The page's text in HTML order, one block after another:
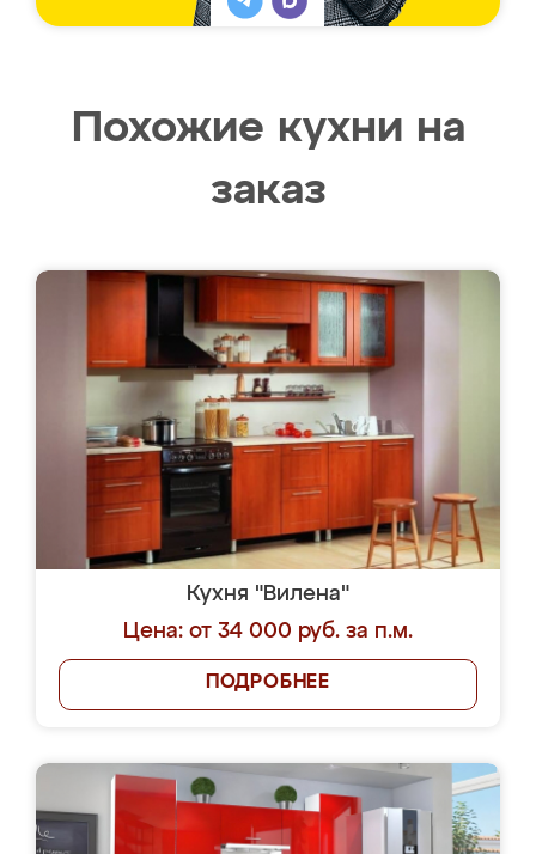
Похожие кухни на
заказ
Кухня "Вилена"
Цена: от 34 000 руб. за п.м.
ПОДРОБНЕЕ